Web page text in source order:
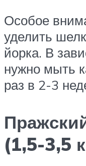
Особое
уделить
йорка. В
нужно мыть
раз в 2-3
(1,5-3,5